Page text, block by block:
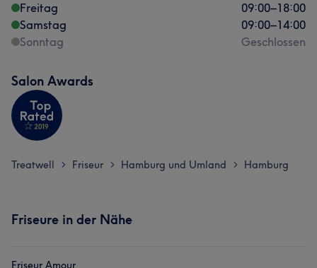
Freitag
09:00–18:00
Samstag
09:00–14:00
Sonntag
Geschlossen
Salon Awards
Treatwell > Friseur > Hamburg und Umland > Hamburg
Friseure in der Nähe
Friseur Amour